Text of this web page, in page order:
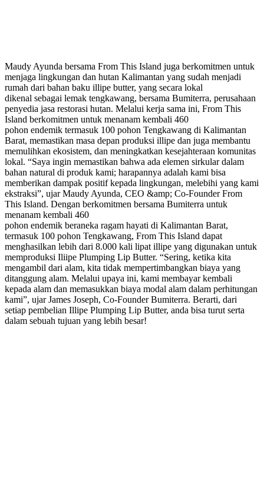
Maudy Ayunda bersama From This Island juga berkomitmen untuk
menjaga lingkungan dan hutan Kalimantan yang sudah menjadi
rumah dari bahan baku illipe butter, yang secara lokal
dikenal sebagai lemak tengkawang, bersama Bumiterra, perusahaan
penyedia jasa restorasi hutan. Melalui kerja sama ini, From This
Island berkomitmen untuk menanam kembali 460
pohon endemik termasuk 100 pohon Tengkawang di Kalimantan
Barat, memastikan masa depan produksi illipe dan juga membantu
memulihkan ekosistem, dan meningkatkan kesejahteraan komunitas
lokal. “Saya ingin memastikan bahwa ada elemen sirkular dalam
bahan natural di produk kami; harapannya adalah kami bisa
memberikan dampak positif kepada lingkungan, melebihi yang kami
ekstraksi”, ujar Maudy Ayunda, CEO &amp; Co-Founder From
This Island. Dengan berkomitmen bersama Bumiterra untuk
menanam kembali 460
pohon endemik beraneka ragam hayati di Kalimantan Barat,
termasuk 100 pohon Tengkawang, From This Island dapat
menghasilkan lebih dari 8.000 kali lipat illipe yang digunakan untuk
memproduksi Iliipe Plumping Lip Butter. “Sering, ketika kita
mengambil dari alam, kita tidak mempertimbangkan biaya yang
ditanggung alam. Melalui upaya ini, kami membayar kembali
kepada alam dan memasukkan biaya modal alam dalam perhitungan
kami”, ujar James Joseph, Co-Founder Bumiterra. Berarti, dari
setiap pembelian Illipe Plumping Lip Butter, anda bisa turut serta
dalam sebuah tujuan yang lebih besar!